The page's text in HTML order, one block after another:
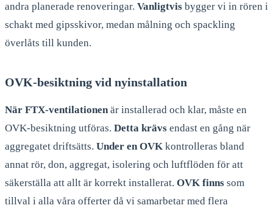
andra planerade renoveringar. Vanligtvis bygger vi in rören i
schakt med gipsskivor, medan målning och spackling
överlåts till kunden.
OVK-besiktning vid nyinstallation
När FTX-ventilationenär installerad och klar, måste en
OVK-besiktning utföras. Detta krävs endast en gång när
aggregatet driftsätts. Under en OVK kontrolleras bland
annat rör, don, aggregat, isolering och luftflöden för att
säkerställa att allt är korrekt installerat. OVK finns som
tillval i alla våra offerter då vi samarbetar med flera